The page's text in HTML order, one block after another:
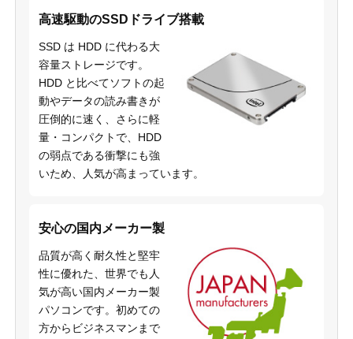
高速駆動のSSDドライブ搭載
SSD は HDD に代わる大
容量ストレージです。
HDD と比べてソフトの起
動やデータの読み書きが
圧倒的に速く、さらに軽
量・コンパクトで、HDD
の弱点である衝撃にも強
いため、人気が高まっています。
安心の国内メーカー製
品質が高く耐久性と堅牢
性に優れた、世界でも人
気が高い国内メーカー製
パソコンです。初めての
方からビジネスマンまで